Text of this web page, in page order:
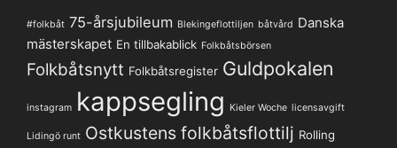
#folkbåt 75-årsjubileum Blekingeflottiljen båtvård Danska
mästerskapet En tillbakablick Folkbåtsbörsen
Folkbåtsnytt Folkbåtsregister Guldpokalen
instagram kappsegling Kieler Woche licensavgift
Lidingö runt Ostkustens folkbåtsflottilj Rolling